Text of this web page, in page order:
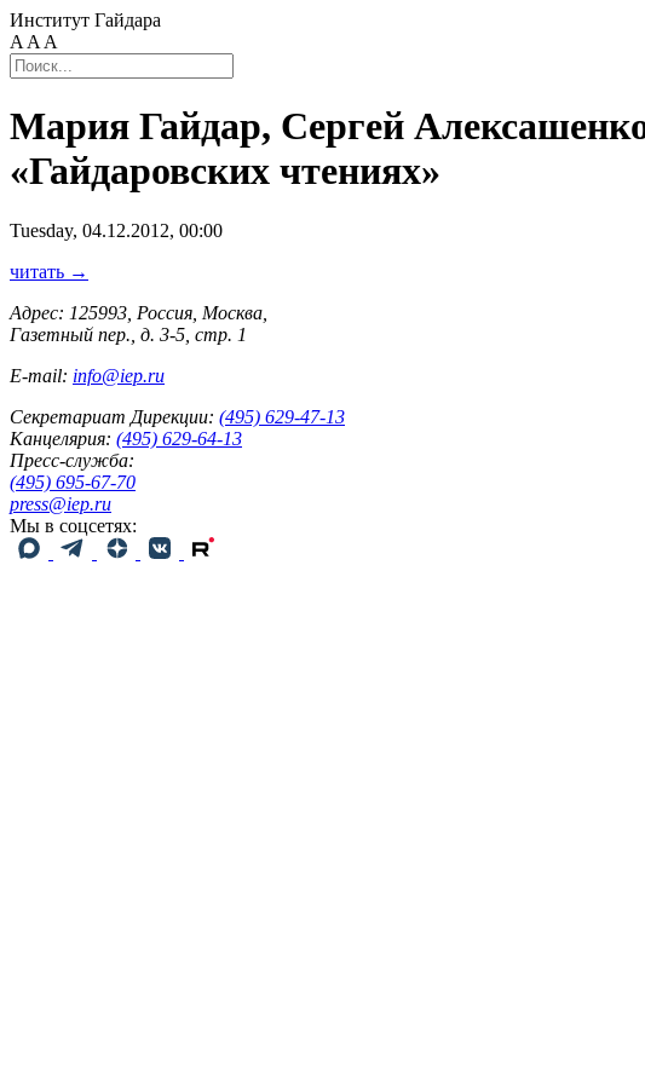
Институт Гайдара
A A A
Мария Гайдар, Сергей
«Гайдаровских чтениях»
Tuesday, 04.12.2012, 00:00
читать →
Адрес: 125993, Россия, Москва,
Газетный пер., д. 3-5, стр. 1
E-mail: info@iep.ru
Секретариат Дирекции: (495) 629-47-13
Канцелярия: (495) 629-64-13
Пресс-служба:
(495) 695-67-70
press@iep.ru
Мы в соцсетях: